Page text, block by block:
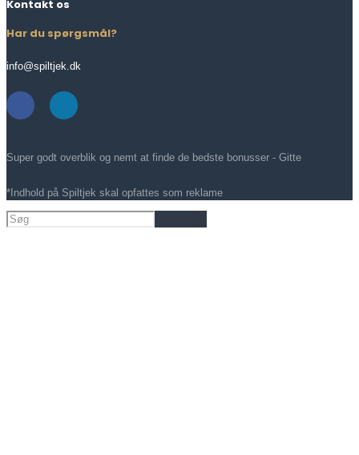
Kontakt os
Har du spørgsmål?
info@spiltjek.dk
Super godt overblik og nemt at finde de bedste bonusser - Gitte
*Indhold på Spiltjek skal opfattes som reklame